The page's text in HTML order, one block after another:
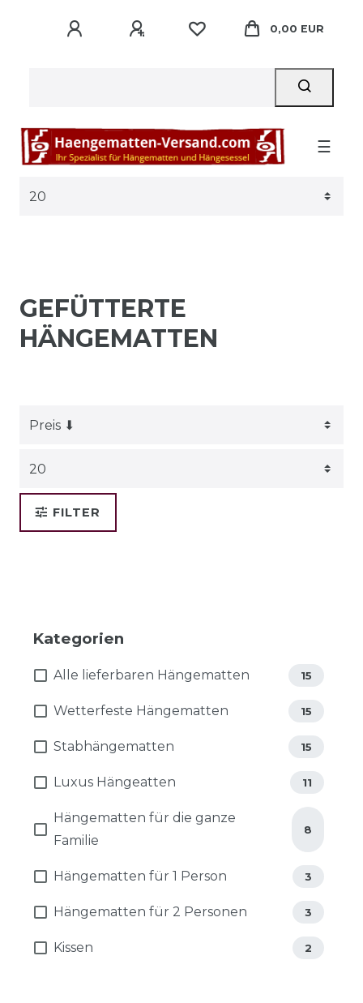
0,00 EUR
☰
GEFÜTTERTE
HÄNGEMATTEN
FILTER
Kategorien
Alle lieferbaren Hängematten 15
Wetterfeste Hängematten 15
Stabhängematten 15
Luxus Hängeatten 11
Hängematten für die ganze
Familie
8
Hängematten für 1 Person 3
Hängematten für 2 Personen 3
Kissen 2